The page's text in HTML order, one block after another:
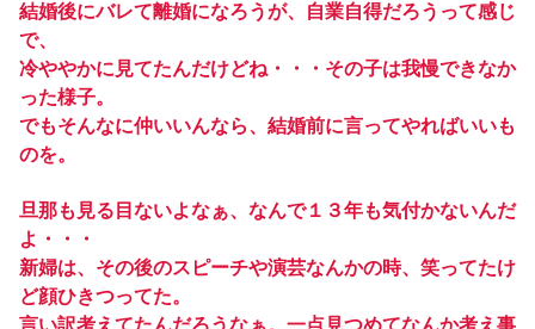
結婚後にバレて離婚になろうが、自業自得だろうって感じ
で、
冷ややかに見てたんだけどね・・・その子は我慢できなか
った様子。
でもそんなに仲いいんなら、結婚前に言ってやればいいも
のを。
旦那も見る目ないよなぁ、なんで１３年も気付かないんだ
よ・・・
新婦は、その後のスピーチや演芸なんかの時、笑ってたけ
ど顔ひきつってた。
言い訳考えてたんだろうなぁ。一点見つめてなんか考え事